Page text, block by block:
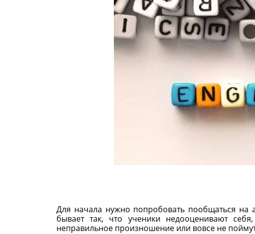
Для начала нужно попробовать пообщаться на
бывает так, что ученики недооценивают
неправильное произношение или вовсе не